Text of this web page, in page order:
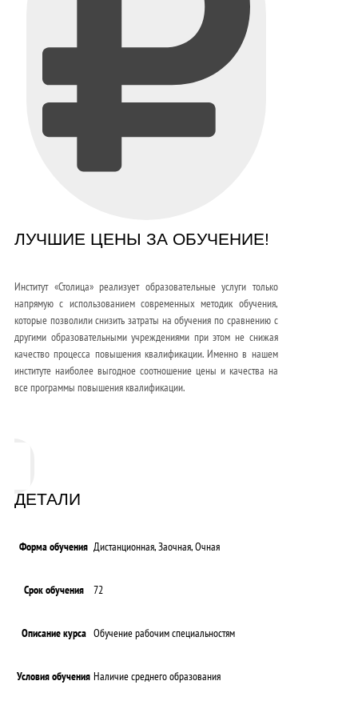
ЛУЧШИЕ ЦЕНЫ ЗА ОБУЧЕНИЕ!
Институт «Столица» реализует образовательные услуги только
напрямую с использованием современных методик обучения,
которые позволили снизить затраты на обучения по сравнению с
другими образовательными учреждениями при этом не снижая
качество процесса повышения квалификации. Именно в нашем
институте наиболее выгодное соотношение цены и качества на
все программы повышения квалификации.
ДЕТАЛИ
Форма обучения Дистанционная, Заочная, Очная
Срок обучения 72
Описание курса Обучение рабочим специальностям
Условия обучения Наличие среднего образования